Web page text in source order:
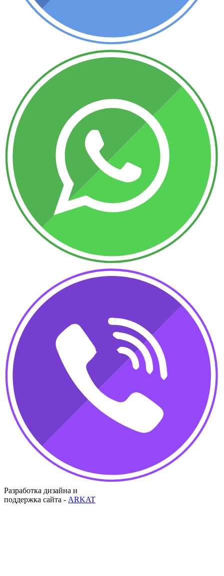
Разработка дизайна и
поддержка сайта - ARKAT